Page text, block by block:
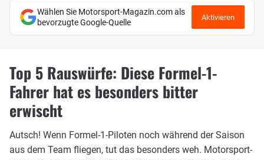
Wählen Sie Motorsport-Magazin.com als
bevorzugte Google-Quelle
Aktivieren
Top 5 Rauswürfe: Diese Formel-1-
Fahrer hat es besonders bitter
erwischt
Autsch! Wenn Formel-1-Piloten noch während der Saison
aus dem Team fliegen, tut das besonders weh. Motorsport-